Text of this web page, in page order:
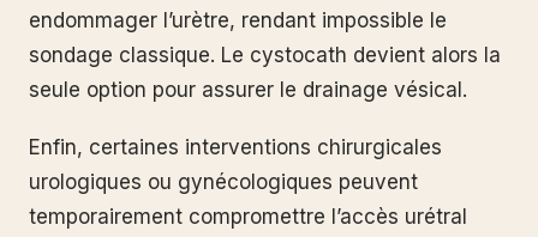
endommager l’urètre, rendant impossible le
sondage classique. Le cystocath devient alors la
seule option pour assurer le drainage vésical.
Enfin, certaines interventions chirurgicales
urologiques ou gynécologiques peuvent
temporairement compromettre l’accès urétral